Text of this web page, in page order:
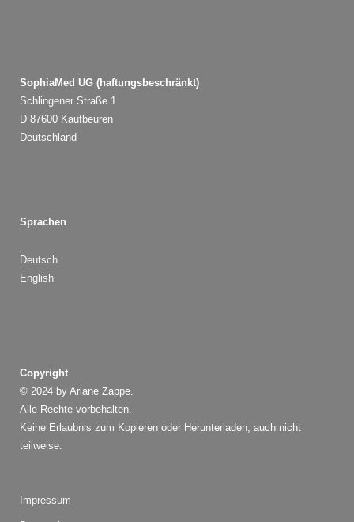
SophiaMed UG (haftungsbeschränkt)
Schlingener Straße 1
D 87600 Kaufbeuren
Deutschland
Sprachen
Deutsch
English
Copyright
© 2024 by Ariane Zappe.
Alle Rechte vorbehalten.
Keine Erlaubnis zum Kopieren oder Herunterladen, auch nicht
teilweise.
Impressum